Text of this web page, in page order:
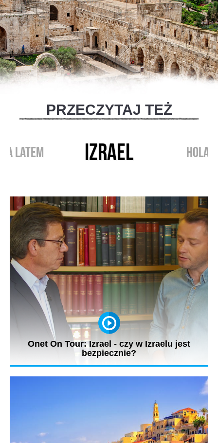
PRZECZYTAJ TEŻ
LATEM IZRAEL
Onet On Tour: Izrael - czy w Izraelu jest
bezpiecznie?